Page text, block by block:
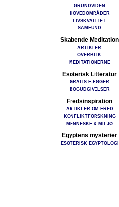
GRUNDVIDEN
HOVEDOMRÅDER
LIVSKVALITET
SAMFUND
Skabende Meditation
ARTIKLER
OVERBLIK
MEDITATIONERNE
Esoterisk Litteratur
GRATIS E-BØGER
BOGUDGIVELSER
Fredsinspiration
ARTIKLER OM FRED
KONFLIKTFORSKNING
MENNESKE & MILJØ
Egyptens mysterier
ESOTERISK EGYPTOLOGI